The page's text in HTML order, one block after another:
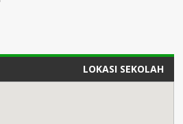
LOKASI SEKOLAH